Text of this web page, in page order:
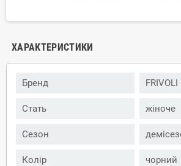
ХАРАКТЕРИСТИКИ
Бренд FRIVOLI
Стать жіноче
Сезон
Колір чорний